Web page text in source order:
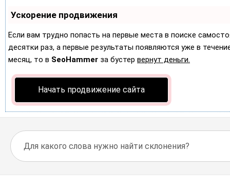
Ускорение продвижения
Если вам трудно попасть на первые места в поиске
десятки раз, а первые результаты появляются уже в
месяц, то в SeoHammer за бустер вернут деньги.
Начать продвижение сайта